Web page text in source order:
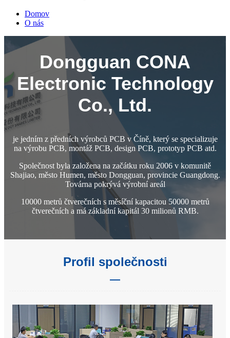
Domov
O nás
Dongguan CONA
Electronic Technology
Co., Ltd.
je jedním z předních výrobců PCB v Číně, který se specializuje
na výrobu PCB, montáž PCB, design PCB, prototyp PCB atd.
Společnost byla založena na začátku roku 2006 v komunitě
Shajiao, město Humen, město Dongguan, provincie Guangdong.
Továrna pokrývá výrobní areál
10000 metrů čtverečních s měsíční kapacitou 50000 metrů
čtverečních a má základní kapitál 30 milionů RMB.
Profil společnosti